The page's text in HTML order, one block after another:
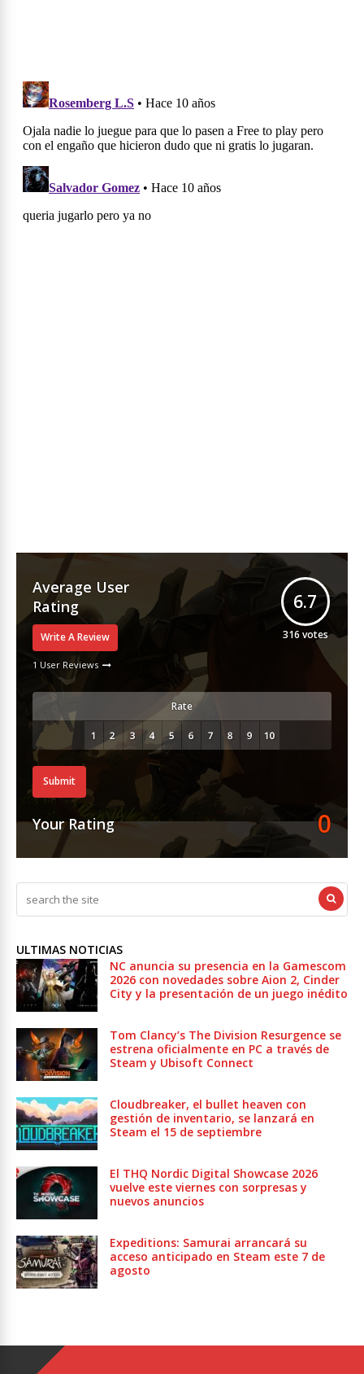
Average User
Rating
Write A Review
1 User Reviews
6.7
316 votes
Rate
Submit
Your Rating 0
ULTIMAS NOTICIAS
NC anuncia su presencia en la Gamescom
2026 con novedades sobre Aion 2, Cinder
City y la presentación de un juego inédito
Tom Clancy’s The Division Resurgence se
estrena oficialmente en PC a través de
Steam y Ubisoft Connect
Cloudbreaker, el bullet heaven con
gestión de inventario, se lanzará en
Steam el 15 de septiembre
El THQ Nordic Digital Showcase 2026
vuelve este viernes con sorpresas y
nuevos anuncios
Expeditions: Samurai arrancará su
acceso anticipado en Steam este 7 de
agosto